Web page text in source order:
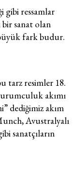
gibi ressamlar
sanat olan
büyük fark budur.
tarz resimler 18.
akımı
dediğimiz akım
Avustralyalı
sanatçıların